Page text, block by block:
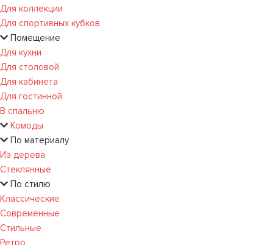
Для коллекции
Для спортивных кубков
Помещение
Для кухни
Для столовой
Для кабинета
Для гостинной
В спальню
Комоды
По материалу
Из дерева
Стеклянные
По стилю
Классические
Современные
Стильные
Ретро